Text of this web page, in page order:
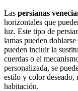
Las persianas
horizontales que
luz. Este tipo de
lamas pueden
pueden incluir la
cuerdas o el
personalizada, se
estilo y color deseado,
habitación.